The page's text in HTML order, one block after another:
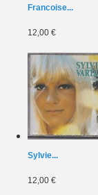
Francoise...
12,00 €
Sylvie...
12,00 €